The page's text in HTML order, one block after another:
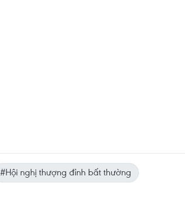
#Hội nghị thượng đỉnh bất thường